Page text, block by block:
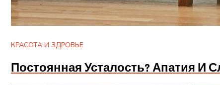
КРАСОТА И ЗДРОВЬЕ
Постоянная Усталость? Апатия